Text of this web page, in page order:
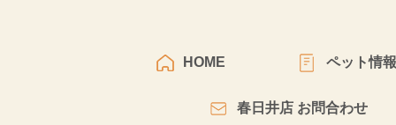
HOME ペット情報
春日井店 お問合わせ